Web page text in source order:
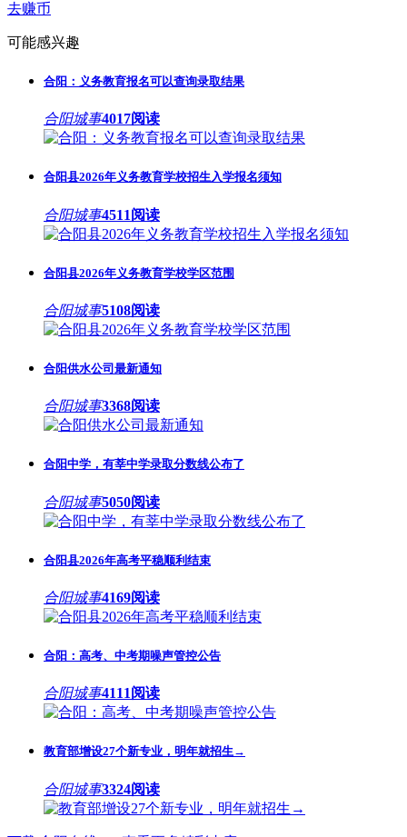
去赚币
可能感兴趣
合阳：义务教育报名可以查询录取结果
合阳城事4017阅读
合阳县2026年义务教育学校招生入学报名须知
合阳城事4511阅读
合阳县2026年义务教育学校学区范围
合阳城事5108阅读
合阳供水公司最新通知
合阳城事3368阅读
合阳中学，有莘中学录取分数线公布了
合阳城事5050阅读
合阳县2026年高考平稳顺利结束
合阳城事4169阅读
合阳：高考、中考期噪声管控公告
合阳城事4111阅读
教育部增设27个新专业，明年就招生→
合阳城事3324阅读